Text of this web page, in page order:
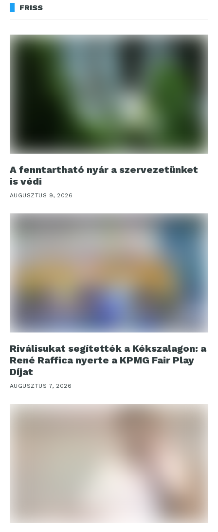
FRISS
A fenntartható nyár a szervezetünket
is védi
AUGUSZTUS 9, 2026
Riválisukat segítették a Kékszalagon: a
René Raffica nyerte a KPMG Fair Play
Díjat
AUGUSZTUS 7, 2026